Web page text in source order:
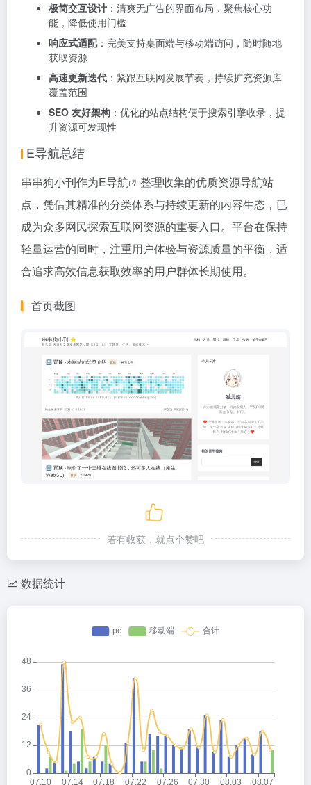
极简交互设计 ：清爽无广告的界面布局，聚焦核心功
能，降低使用门槛
响应式适配：完美支持桌面端与移动端访问，随时随地
获取资源
高速更新迭代 ：紧跟互联网发展节奏，持续扩充资源库
覆盖范围
SEO 友好架构 ：优化的站点结构便于搜索引擎收录，提
升资源可发现性
E导航总结
串串狗小刊作为E导航
整理收集的优质资源导航站
点，凭借其精准的分类体系与持续更新的内容生态，已
成为众多网民探索互联网资源的重要入口。平台在保持
轻量运营的同时，注重用户体验与资源质量的平衡，适
合追求高效信息获取效率的用户群体长期使用。
首页截图
若有收获，就点个赞吧
数据统计